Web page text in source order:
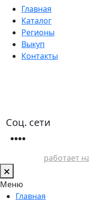
Главная
Каталог
Регионы
Выкуп
Контакты
Соц. сети
работает
Меню
Главная